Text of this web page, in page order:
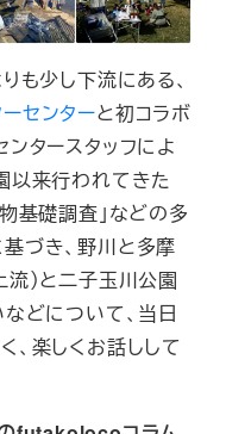
も少し下流にある、
センターと初コラボ
タースタッフによ
以来行われてきた
基礎調査」などの多
づき、野川と多摩
）と二子玉川公園
どについて、当日
、楽しくお話しして